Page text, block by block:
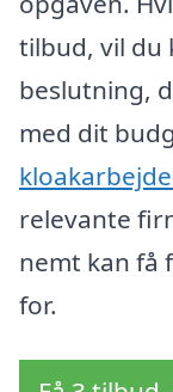
tilbud, vil
beslutning,
med dit
relevante
nemt kan få
for.